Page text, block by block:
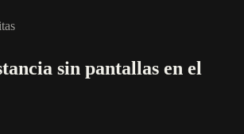
sin pantallas en el